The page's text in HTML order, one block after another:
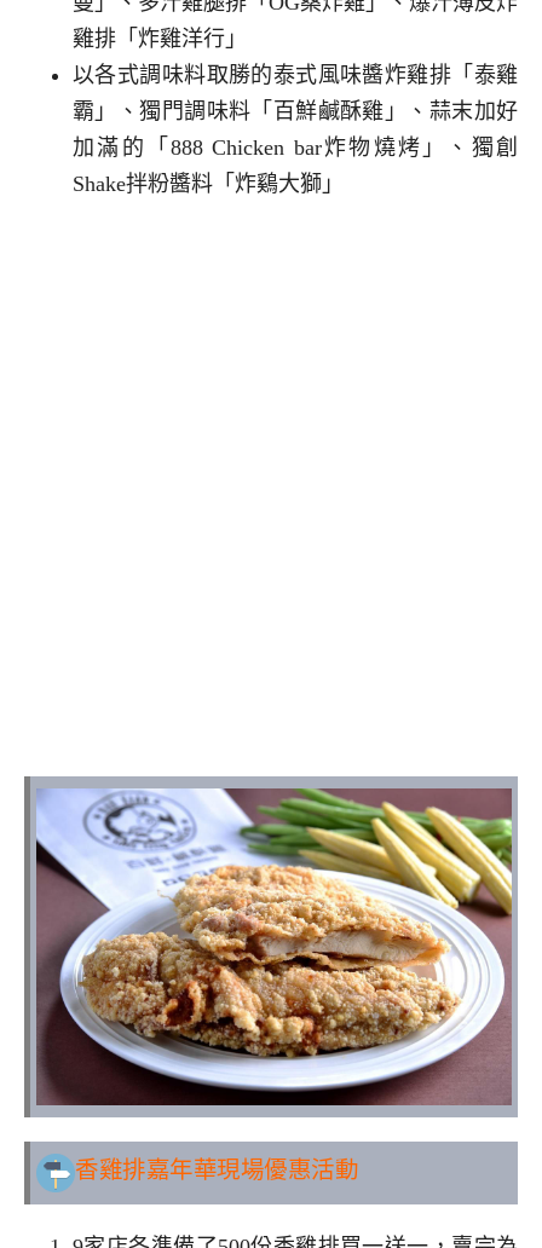
雞排「炸雞洋行」
以各式調味料取勝的泰式風味醬炸雞排「泰雞
霸」、獨門調味料「百鮮鹹酥雞」、蒜末加好
加滿的「888 Chicken bar炸物燒烤」、獨創
Shake拌粉醬料「炸鷄大獅」
香雞排嘉年華現場優惠活動